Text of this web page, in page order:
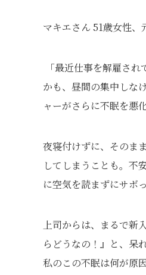
マキエさん 51歳女性、
「最近仕事を解雇さ
かも、昼間の集中しな
ャーがさらに不眠を悪
夜寝付けずに、そのま
してしまうことも。不
に空気を読まずにサボ
上司からは、まるで新
らどうなの！』と、呆
私のこの不眠は何が原